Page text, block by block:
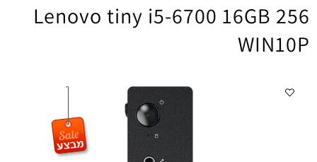
Lenovo tiny i5-6700 16GB 256
WIN10P